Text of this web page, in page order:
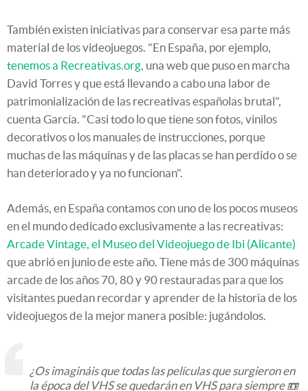
También existen iniciativas para conservar esa parte más
material de los videojuegos. "En España, por ejemplo,
tenemos a Recreativas.org, una web que puso en marcha
David Torres y que está llevando a cabo una labor de
patrimonialización de las recreativas españolas brutal",
cuenta García. "Casi todo lo que tiene son fotos, vinilos
decorativos o los manuales de instrucciones, porque
muchas de las máquinas y de las placas se han perdido o se
han deteriorado y ya no funcionan".
Además, en España contamos con uno de los pocos museos
en el mundo dedicado exclusivamente a las recreativas:
Arcade Vintage, el Museo del Videojuego de Ibi (Alicante)
que abrió en junio de este año. Tiene más de 300 máquinas
arcade de los años 70, 80 y 90 restauradas para que los
visitantes puedan recordar y aprender de la historia de los
videojuegos de la mejor manera posible: jugándolos.
¿Os imagináis que todas las películas que surgieron en
la época del VHS se quedarán en VHS para siempre 📼